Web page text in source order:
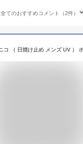
全てのおすすめコメント（2件）